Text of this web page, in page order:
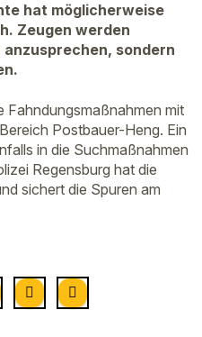
hat möglicherweise
Zeugen werden
sondern
Fahndungsmaßnahmen mit
Postbauer-Heng. Ein
in die Suchmaßnahmen
Regensburg hat die
sichert die Spuren am